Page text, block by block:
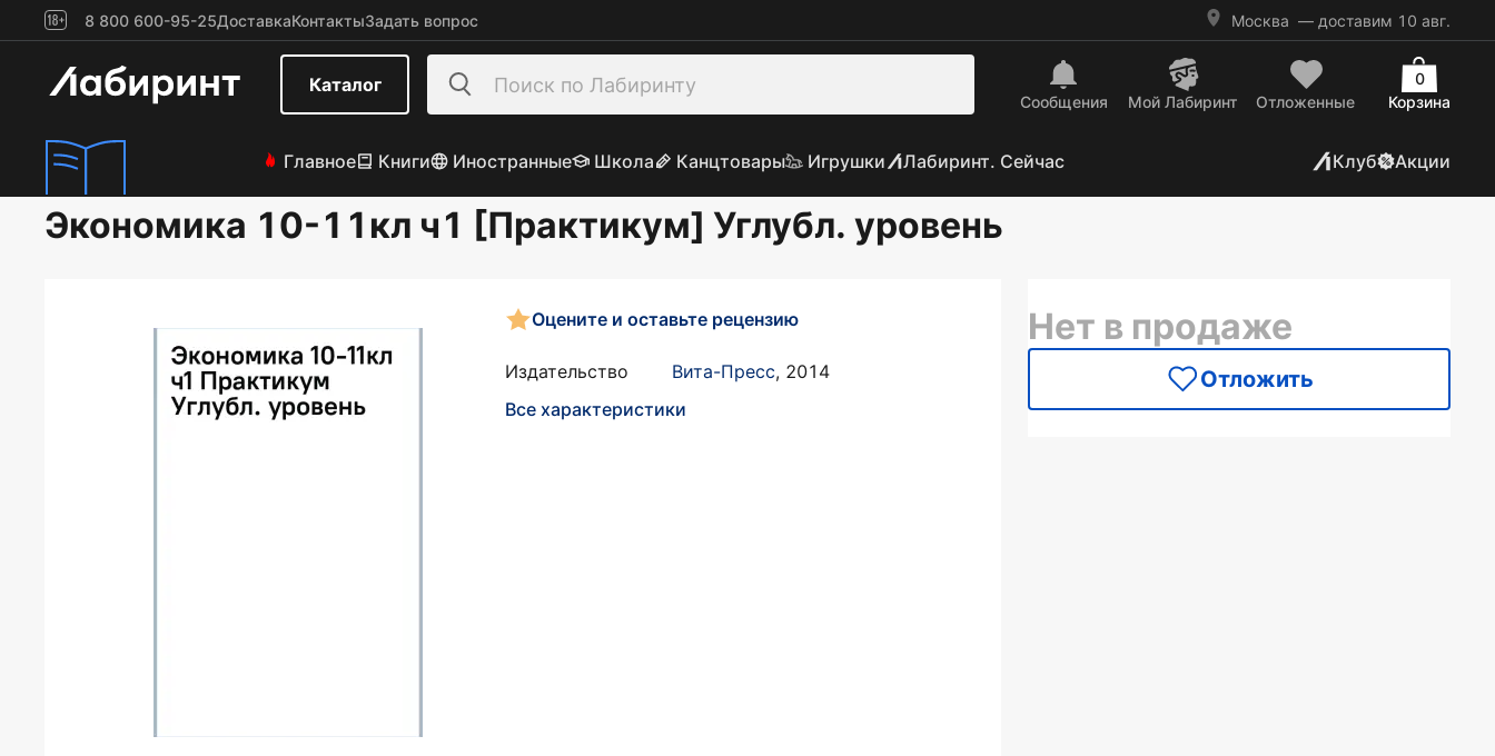
8 800 600-95-25ДоставкаКонтактыЗадать вопрос Москва — доставим 10 авг.
Каталог
Сообщения Mой Лабиринт Отложенные Корзина
0
Главное Книги Иностранные Школа Канцтовары Игрушки Лабиринт. Сейчас Клуб Акции
Экономика 10-11кл ч1 [Практикум] Углубл. уровень
Оцените и оставьте рецензию
Издательство Вита-Пресс, 2014
Все характеристики
Нет в продаже
Отложить